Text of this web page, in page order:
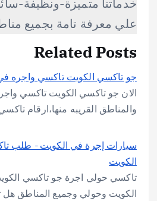
خدماتنا متميزة-ونظيفة-
علي معرفة تامة بجميع
Related Posts
جو تاكسي الكويت تاكسي واجره في
الان جو تاكسي الكويت تاكسي
والمناطق القريبه منها،ارقام
سيارات إجرة في الكويت - طلب
الكويت
تاكسي حولي اجرة جو تاكسي
الكويت وحولي وجميع المناطق